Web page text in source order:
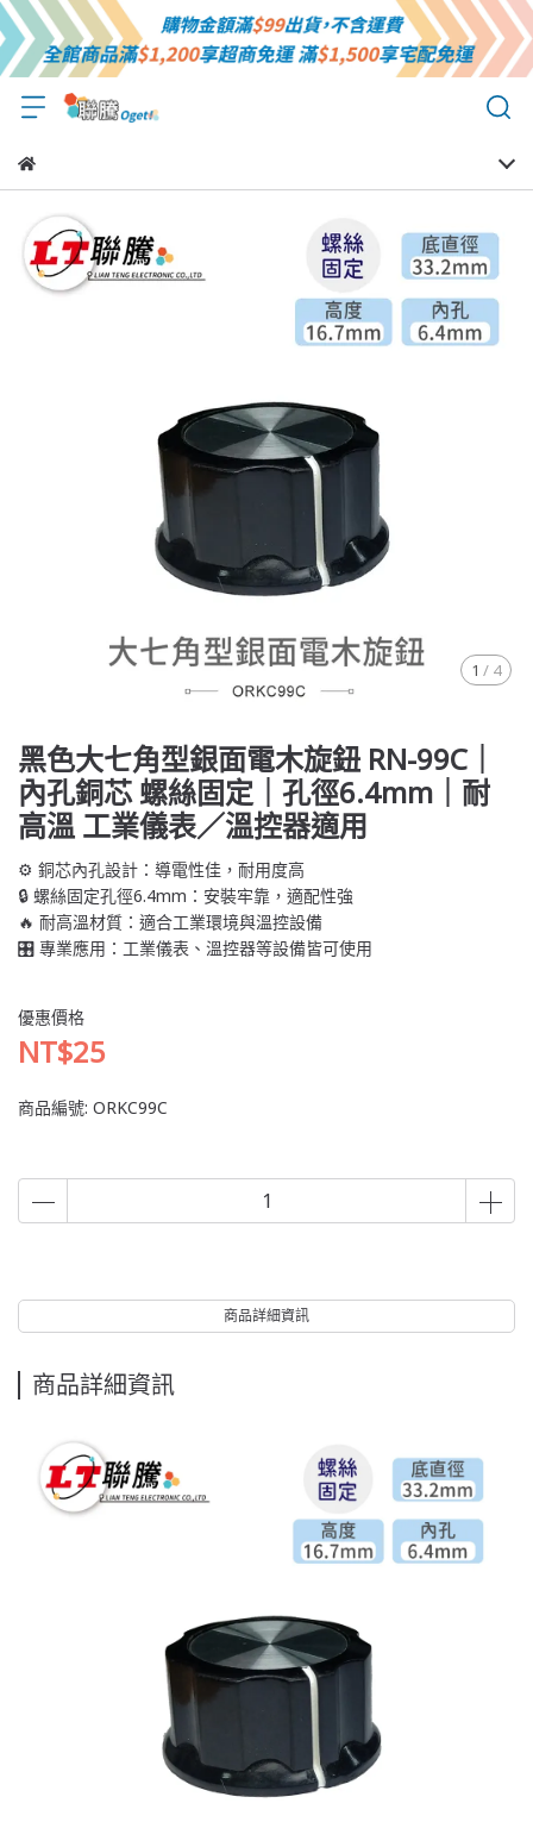
1 / 4
黑色大七角型銀面電木旋鈕 RN-99C｜
內孔銅芯 螺絲固定｜孔徑6.4mm｜耐
高溫 工業儀表／溫控器適用
⚙️ 銅芯內孔設計：導電性佳，耐用度高
🔒 螺絲固定孔徑6.4mm：安裝牢靠，適配性強
🔥 耐高溫材質：適合工業環境與溫控設備
🎛️ 專業應用：工業儀表、溫控器等設備皆可使用
優惠價格
NT$25
商品編號: ORKC99C
商品詳細資訊
商品詳細資訊